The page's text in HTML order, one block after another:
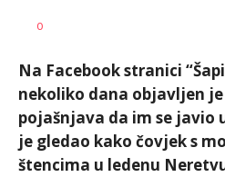
AUTOR
0
Na Facebook stranici
nekoliko dana objavljen
pojašnjava da im se javio
je gledao kako čovjek s
štencima u ledenu